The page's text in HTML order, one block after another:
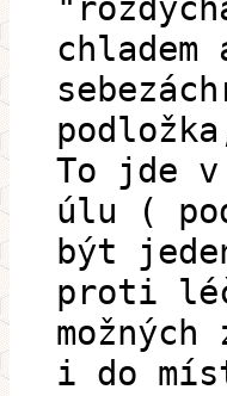
To jde
úlu (
být
proti
i do